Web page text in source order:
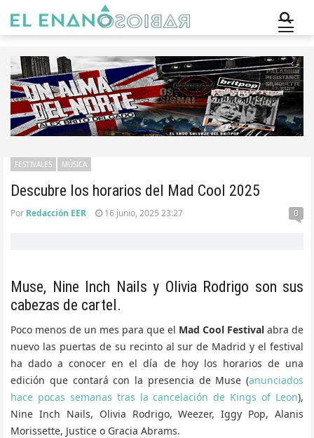
Descubre los horarios del Mad Cool 2025
FESTIVALES MÚSICA
Por Redacción EER 16 junio, 2025 23:27 0
Muse, Nine Inch Nails y Olivia Rodrigo son sus
cabezas de cartel.
Poco menos de un mes para que el Mad Cool Festival abra de
nuevo las puertas de su recinto al sur de Madrid y el festival
ha dado a conocer en el día de hoy los horarios de una
edición que contará con la presencia de Muse (anunciados
hace pocas semanas tras la cancelación de Kings of Leon),
Nine Inch Nails, Olivia Rodrigo, Weezer, Iggy Pop, Alanis
Morissette, Justice o Gracia Abrams.